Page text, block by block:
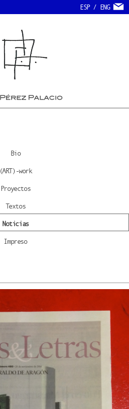
ESP/ ENG
Bio
(ART)-work
Proyectos
Textos
Noticias
Impreso